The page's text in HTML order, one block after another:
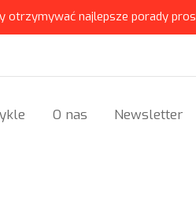
otrzymywać najlepsze porady
O nas Newsletter